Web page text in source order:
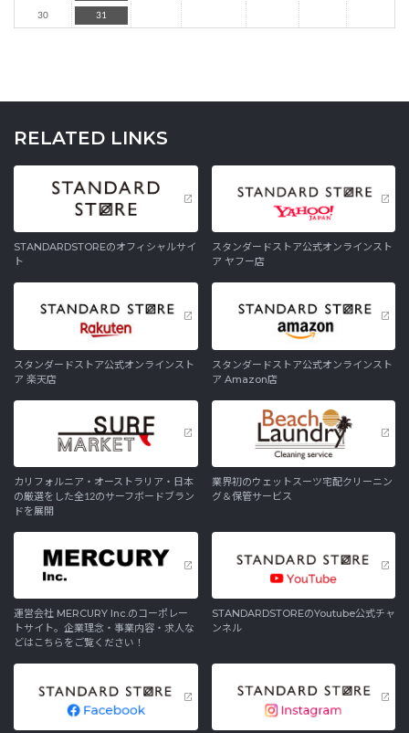
30
31
RELATED LINKS
STANDARDSTOREのオフィシャルサイ
ト
スタンダードストア公式オンラインスト
ア ヤフー店
スタンダードストア公式オンラインスト
ア 楽天店
スタンダードストア公式オンラインスト
ア Amazon店
カリフォルニア・オーストラリア・日本
の厳選をした全12のサーフボードブラン
ドを展開
業界初のウェットスーツ宅配クリーニン
グ＆保管サービス
運営会社 MERCURY Inc.のコーポレー
トサイト。企業理念・事業内容・求人な
どはこちらをご覧ください！
STANDARDSTOREのYoutube公式チャ
ンネル